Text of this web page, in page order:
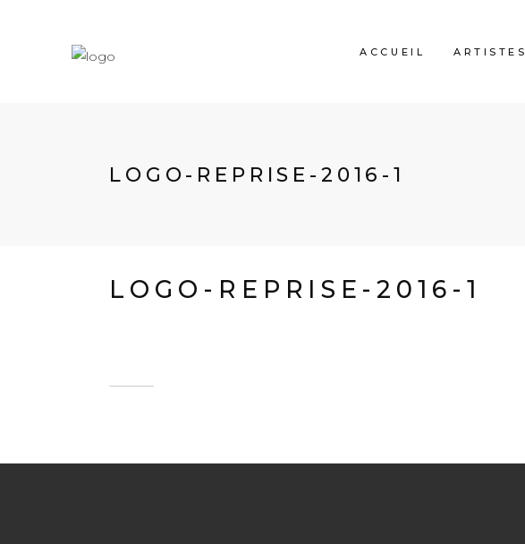
ACCUEIL ARTISTES
LOGO-REPRISE-2016-1
LOGO-REPRISE-2016-1